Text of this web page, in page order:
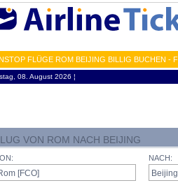
FLÜGE ROM BEIJING BILLIG BUCHEN -
08. August 2026 ¦
VON ROM NACH BEIJING
NACH: